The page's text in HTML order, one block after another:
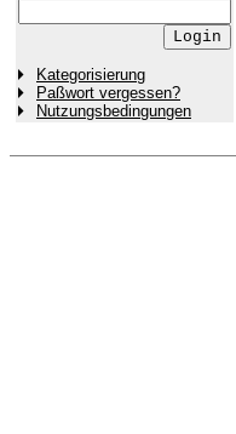
Kategorisierung
Paßwort vergessen?
Nutzungsbedingungen